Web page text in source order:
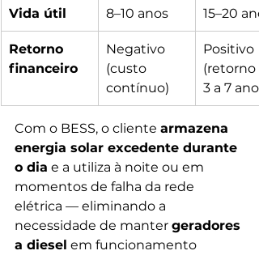
Vida útil 8–10 anos 15–20
Retorno
financeiro
Negativo
(custo
contínuo)
Positivo
(retorno
3 a 7
Com o BESS, o cliente armazena
energia solar excedente durante
o dia e a utiliza à noite ou em
momentos de falha da rede
elétrica — eliminando a
necessidade de manter geradores
a diesel em funcionamento